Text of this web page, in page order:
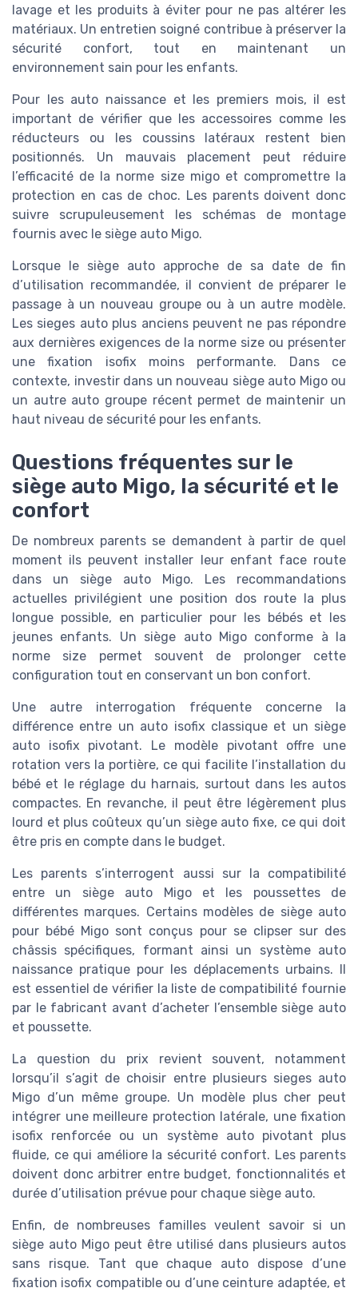
lavage et les produits à éviter pour ne pas altérer les
matériaux. Un entretien soigné contribue à préserver la
sécurité confort, tout en maintenant un
environnement sain pour les enfants.
Pour les auto naissance et les premiers mois, il est
important de vérifier que les accessoires comme les
réducteurs ou les coussins latéraux restent bien
positionnés. Un mauvais placement peut réduire
l’efficacité de la norme size migo et compromettre la
protection en cas de choc. Les parents doivent donc
suivre scrupuleusement les schémas de montage
fournis avec le siège auto Migo.
Lorsque le siège auto approche de sa date de fin
d’utilisation recommandée, il convient de préparer le
passage à un nouveau groupe ou à un autre modèle.
Les sieges auto plus anciens peuvent ne pas répondre
aux dernières exigences de la norme size ou présenter
une fixation isofix moins performante. Dans ce
contexte, investir dans un nouveau siège auto Migo ou
un autre auto groupe récent permet de maintenir un
haut niveau de sécurité pour les enfants.
Questions fréquentes sur le
siège auto Migo, la sécurité et le
confort
De nombreux parents se demandent à partir de quel
moment ils peuvent installer leur enfant face route
dans un siège auto Migo. Les recommandations
actuelles privilégient une position dos route la plus
longue possible, en particulier pour les bébés et les
jeunes enfants. Un siège auto Migo conforme à la
norme size permet souvent de prolonger cette
configuration tout en conservant un bon confort.
Une autre interrogation fréquente concerne la
différence entre un auto isofix classique et un siège
auto isofix pivotant. Le modèle pivotant offre une
rotation vers la portière, ce qui facilite l’installation du
bébé et le réglage du harnais, surtout dans les autos
compactes. En revanche, il peut être légèrement plus
lourd et plus coûteux qu’un siège auto fixe, ce qui doit
être pris en compte dans le budget.
Les parents s’interrogent aussi sur la compatibilité
entre un siège auto Migo et les poussettes de
différentes marques. Certains modèles de siège auto
pour bébé Migo sont conçus pour se clipser sur des
châssis spécifiques, formant ainsi un système auto
naissance pratique pour les déplacements urbains. Il
est essentiel de vérifier la liste de compatibilité fournie
par le fabricant avant d’acheter l’ensemble siège auto
et poussette.
La question du prix revient souvent, notamment
lorsqu’il s’agit de choisir entre plusieurs sieges auto
Migo d’un même groupe. Un modèle plus cher peut
intégrer une meilleure protection latérale, une fixation
isofix renforcée ou un système auto pivotant plus
fluide, ce qui améliore la sécurité confort. Les parents
doivent donc arbitrer entre budget, fonctionnalités et
durée d’utilisation prévue pour chaque siège auto.
Enfin, de nombreuses familles veulent savoir si un
siège auto Migo peut être utilisé dans plusieurs autos
sans risque. Tant que chaque auto dispose d’une
fixation isofix compatible ou d’une ceinture adaptée, et